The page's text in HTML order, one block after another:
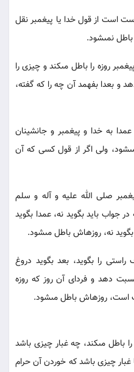
راست است از قول خدا يا پيغمبر نقل
نمى‏شود.
پيغمبر روزه را باطل مى‏كند و چيزى را
و بعدا بفهمد آن چه را كه گفته،
عمدا به خدا و پيغمبر و جانشينان
ولى اگر از قول كسى كه آن
پيغمبر صلى الله عليه و آله و سلم
جواب بايد بگويد نه، عمدا بگويد
بگويد نه، روزه‏اش باطل مى‏شود.
راستى را بگويد، بعد بگويد دروغ
دهد و فرداى آن روز كه روزه
است، روزه‏اش باطل مى‏شود.
را باطل مى‏كند، چه غبار چيزى باشد
چيزى باشد كه خوردن آن حرام